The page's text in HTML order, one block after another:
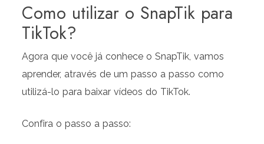
Como utilizar o SnapTik para
TikTok?
Agora que você já conhece o SnapTik, vamos
aprender, através de um passo a passo como
utilizá-lo para baixar vídeos do TikTok.
Confira o passo a passo: